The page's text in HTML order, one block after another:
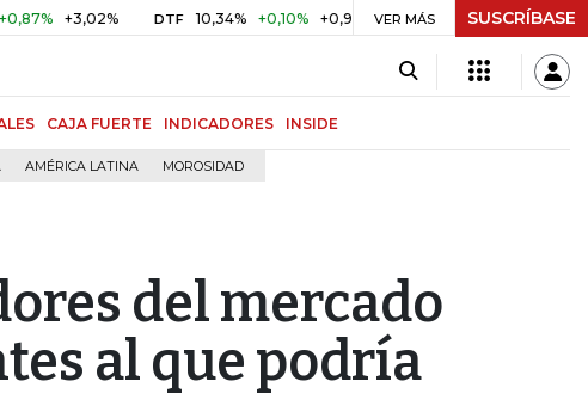
+3,02% DTF 10,34% +0,10% +0,98% UVR $ 416,91 +$ 0,05 +0,01%
VER MÁS SUSCRÍBASE
CAJA FUERTE INDICADORES INSIDE
AMÉRICA LATINA MOROSIDAD
del mercado
al que podría